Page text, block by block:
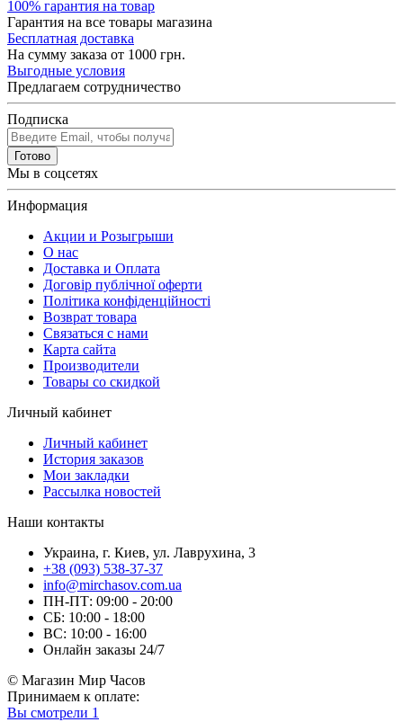
100% гарантия на товар
Гарантия на все товары магазина
Бесплатная доставка
На сумму заказа от 1000 грн.
Выгодные условия
Предлагаем сотрудничество
Подписка
Готово
Мы в соцсетях
Информация
Акции и Розыгрыши
О нас
Доставка и Оплата
Договір публічної оферти
Політика конфіденційності
Возврат товара
Связаться с нами
Карта сайта
Производители
Товары со скидкой
Личный кабинет
Личный кабинет
История заказов
Мои закладки
Рассылка новостей
Наши контакты
Украина, г. Киев, ул. Лаврухина, 3
+38 (093) 538-37-37
info@mirchasov.com.ua
ПН-ПТ: 09:00 - 20:00
СБ: 10:00 - 18:00
ВС: 10:00 - 16:00
Онлайн заказы 24/7
© Магазин Мир Часов
Принимаем к оплате:
Вы смотрели 1